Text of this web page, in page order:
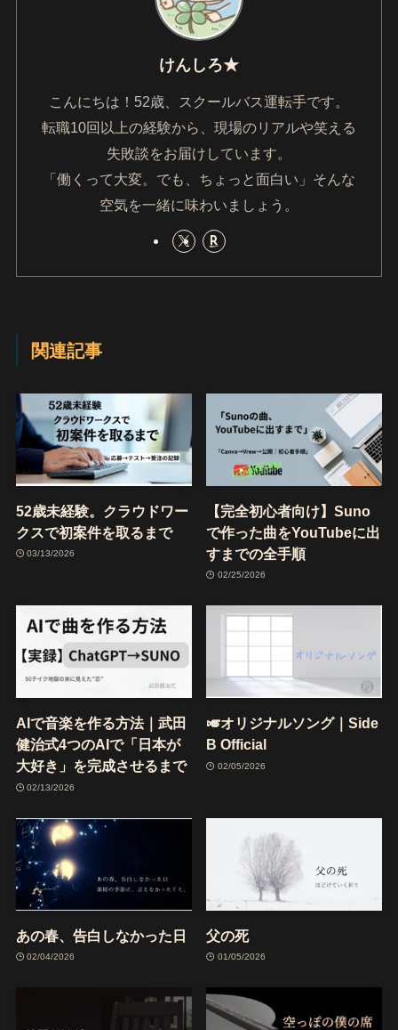
けんしろ★
こんにちは！52歳、スクールバス運転手です。
転職10回以上の経験から、現場のリアルや笑える
失敗談をお届けしています。
「働くって大変。でも、ちょっと面白い」そんな
空気を一緒に味わいましょう。
関連記事
52歳未経験。クラウドワー
クスで初案件を取るまで
03/13/2026
【完全初心者向け】Suno
で作った曲をYouTubeに出
すまでの全手順
02/25/2026
AIで音楽を作る方法｜武田
健治式4つのAIで「日本が
大好き」を完成させるまで
02/13/2026
🎺オリジナルソング｜Side
B Official
02/05/2026
あの春、告白しなかった日
02/04/2026
父の死
01/05/2026